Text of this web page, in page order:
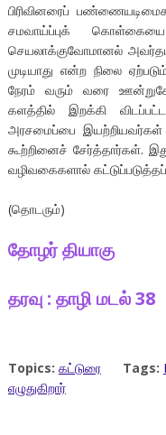
பிரிவினரைப்
சமவாய்ப்புக்
செயலாக்குவோமானல்
முடியாது என்ற நிலை
நேரம் வரும் வரை
களத்தில் இறக்கி
அரசமைப்பை இயற்றியவர்கள்
கூற்றினைச் சேர்த்தார்கள்.
வழிவகைகளால்
(தொடரும்)
தோழர் தியாகு
தரவு : தாழி மடல் 38
Topics: கட்டுரை Tags:
எழுதுகிறார்